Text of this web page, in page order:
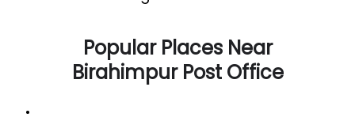
Popular Places Near
Birahimpur Post Office